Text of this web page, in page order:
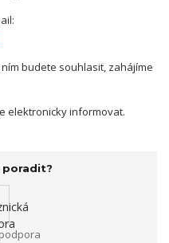
budete souhlasit, zahájíme
elektronicky informovat.